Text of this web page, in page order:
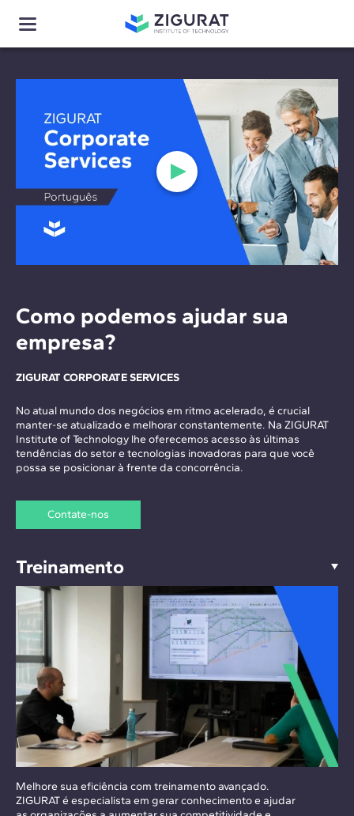
Como podemos ajudar sua
empresa?
ZIGURAT CORPORATE SERVICES
No atual mundo dos negócios em ritmo acelerado, é crucial
manter-se atualizado e melhorar constantemente. Na ZIGURAT
Institute of Technology lhe oferecemos acesso às últimas
tendências do setor e tecnologias inovadoras para que você
possa se posicionar à frente da concorrência.
Contate-nos
Treinamento
Melhore sua eficiência com treinamento avançado.
ZIGURAT é especialista em gerar conhecimento e ajudar